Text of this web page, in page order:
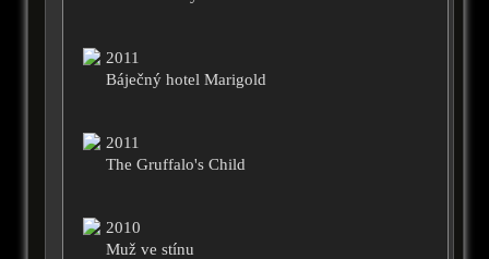
2011
Báječný hotel Marigold
2011
The Gruffalo's Child
2010
Muž ve stínu